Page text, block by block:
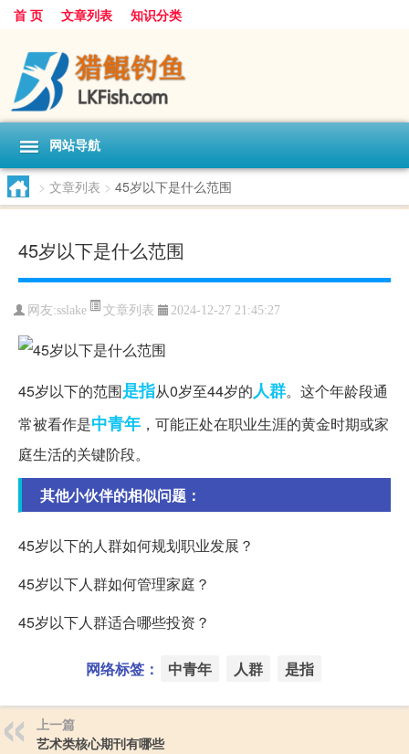
首 页 文章列表 知识分类
网站导航
> 文章列表 > 45岁以下是什么范围
45岁以下是什么范围
网友:sslake 文章列表 2024-12-27 21:45:27
45岁以下的范围是指从0岁至44岁的人群。这个年龄段通
常被看作是中青年 ，可能正处在职业生涯的黄金时期或家
庭生活的关键阶段。
其他小伙伴的相似问题：
45岁以下的人群如何规划职业发展？
45岁以下人群如何管理家庭？
45岁以下人群适合哪些投资？
网络标签： 中青年 人群 是指
上一篇
艺术类核心期刊有哪些